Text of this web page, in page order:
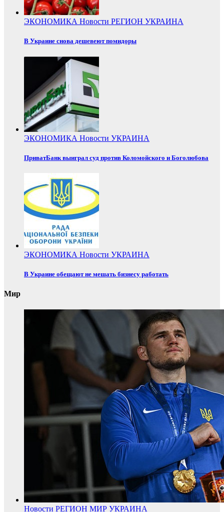
ЭКОНОМИКА Новости РЕГИОН УКРАИНА
В Украине снова дешевеют помидоры
ЭКОНОМИКА Новости УКРАИНА
ПриватБанк выиграл суд против Коломойского и Боголюбова
ЭКОНОМИКА Новости УКРАИНА
В Украине обещают не мешать бизнесу работать
Мир
Новости РЕГИОН МИР УКРАИНА